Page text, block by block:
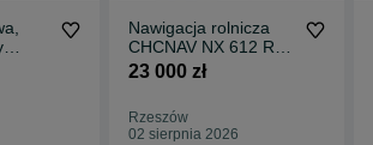
Nawigacja rolnicza
CHCNAV NX 612 RTK
| ISOBUS | Section
23 000 zł
Rzeszów
02 sierpnia 2026